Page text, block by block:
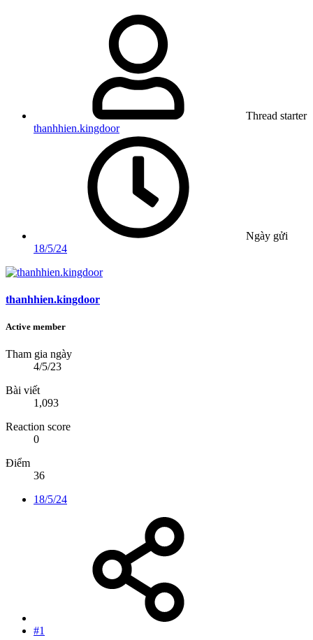
Thread starter
thanhhien.kingdoor
Ngày gửi
18/5/24
thanhhien.kingdoor
Active member
Tham gia ngày
4/5/23
Bài viết
1,093
Reaction score
0
Điểm
36
18/5/24
#1